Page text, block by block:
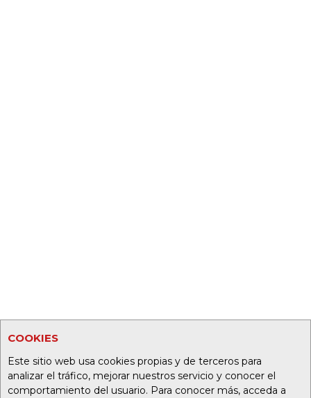
COOKIES
Este sitio web usa cookies propias y de terceros para
analizar el tráfico, mejorar nuestros servicio y conocer el
comportamiento del usuario. Para conocer más, acceda a